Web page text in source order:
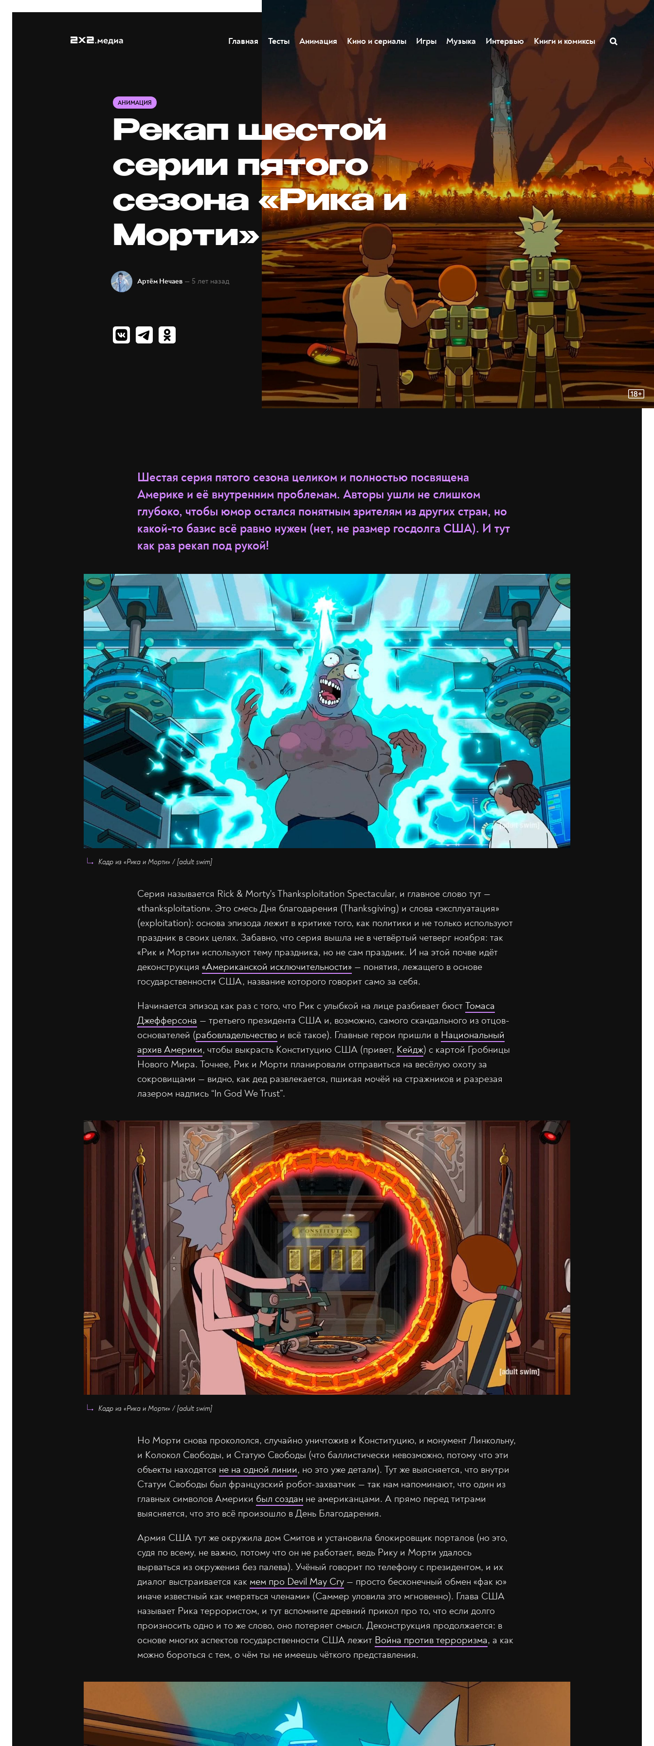
Главная Тесты Анимация Кино и сериалы Игры Музыка Интервью Книги и комиксы
АНИМАЦИЯ
Рекап шестой
серии пятого
сезона «Рика и
Морти»
Артём Нечаев — 5 лет назад
Шестая серия пятого сезона целиком и полностью посвящена
Америке и её внутренним проблемам. Авторы ушли не слишком
глубоко, чтобы юмор остался понятным зрителям из других стран, но
какой-то базис всё равно нужен (нет, не размер госдолга США). И тут
как раз рекап под рукой!
Кадр из «Рика и Морти» / [adult swim]
Серия называется Rick & Morty's Thanksploitation Spectacular, и главное слово тут —
«thanksploitation». Это смесь Дня благодарения (Thanksgiving) и слова «эксплуатация»
(exploitation): основа эпизода лежит в критике того, как политики и не только используют
праздник в своих целях. Забавно, что серия вышла не в четвёртый четверг ноября: так
«Рик и Морти» используют тему праздника, но не сам праздник. И на этой почве идёт
деконструкция «Американской исключительности» — понятия, лежащего в основе
государственности США, название которого говорит само за себя.
Начинается эпизод как раз с того, что Рик с улыбкой на лице разбивает бюст Томаса
Джефферсона — третьего президента США и, возможно, самого скандального из отцов-
основателей (рабовладельчество и всё такое). Главные герои пришли в Национальный
архив Америки, чтобы выкрасть Конституцию США (привет, Кейдж) с картой Гробницы
Нового Мира. Точнее, Рик и Морти планировали отправиться на весёлую охоту за
сокровищами — видно, как дед развлекается, пшикая мочёй на стражников и разрезая
лазером надпись “In God We Trust”.
Кадр из «Рика и Морти» / [adult swim]
Но Морти снова прокололся, случайно уничтожив и Конституцию, и монумент Линкольну,
и Колокол Свободы, и Статую Свободы (что баллистически невозможно, потому что эти
объекты находятся не на одной линии, но это уже детали). Тут же выясняется, что внутри
Статуи Свободы был французский робот-захватчик — так нам напоминают, что один из
главных символов Америки был создан не американцами. А прямо перед титрами
выясняется, что это всё произошло в День Благодарения.
Армия США тут же окружила дом Смитов и установила блокировщик порталов (но это,
судя по всему, не важно, потому что он не работает, ведь Рику и Морти удалось
вырваться из окружения без палева). Учёный говорит по телефону с президентом, и их
диалог выстраивается как мем про Devil May Cry — просто бесконечный обмен «фак ю»
иначе известный как «меряться членами» (Саммер уловила это мгновенно). Глава США
называет Рика террористом, и тут вспомните древний прикол про то, что если долго
произносить одно и то же слово, оно потеряет смысл. Деконструкция продолжается: в
основе многих аспектов государственности США лежит Война против терроризма, а как
можно бороться с тем, о чём ты не имеешь чёткого представления.